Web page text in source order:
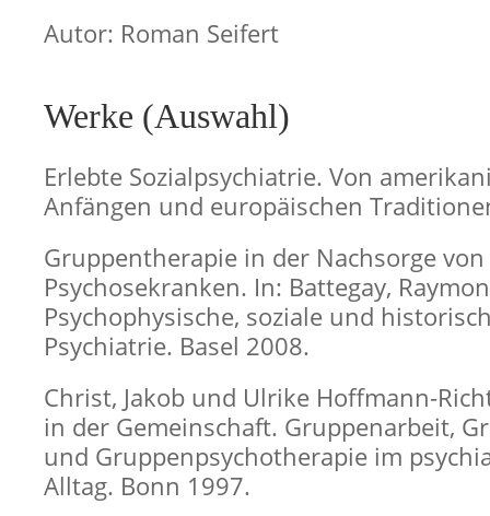
Autor: Roman Seifert
Werke (Auswahl)
Erlebte Sozialpsychiatrie. Von
Anfängen und europäischen
Gruppentherapie in der Nachsorge von
Psychosekranken. In: Battegay,
Psychophysische, soziale und
Psychiatrie. Basel 2008.
Christ, Jakob und Ulrike Hoffmann-
in der Gemeinschaft. Gruppenarbeit,
und Gruppenpsychotherapie im
Alltag. Bonn 1997.